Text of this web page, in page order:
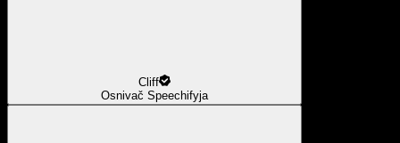
Cliff
Osnivač Speechifyja